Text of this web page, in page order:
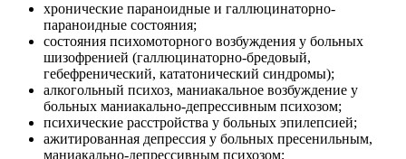
хронические параноидные и галлюцинаторно-
параноидные состояния;
состояния психомоторного возбуждения у больных
шизофренией (галлюцинаторно-бредовый,
гебефренический, кататонический синдромы);
алкогольный психоз, маниакальное возбуждение у
больных маниакально-депрессивным психозом;
психические расстройства у больных эпилепсией;
ажитированная депрессия у больных пресенильным,
маниакально-депрессивным психозом;